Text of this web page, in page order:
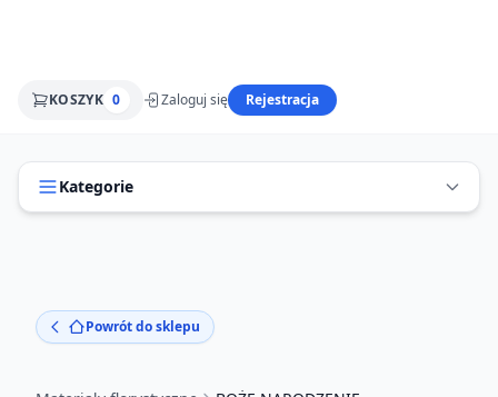
KOSZYK 0 Zaloguj się Rejestracja
Kategorie
Powrót do sklepu